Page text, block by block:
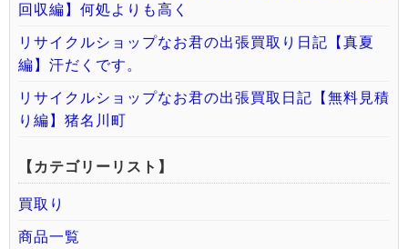
回収編】何処よりも高く
リサイクルショップなお君の出張買取り日記【真夏
編】汗だくです。
リサイクルショップなお君の出張買取日記【無料見積
り編】猪名川町
【カテゴリーリスト】
買取り
商品一覧